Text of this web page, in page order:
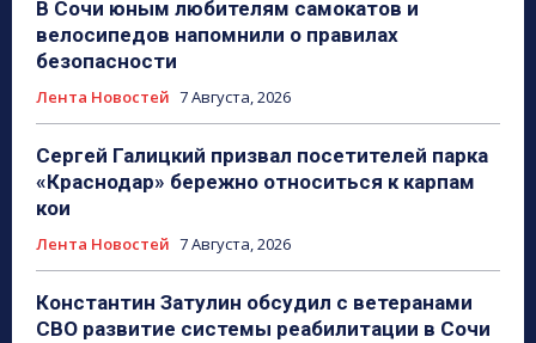
В Сочи юным любителям самокатов и
велосипедов напомнили о правилах
безопасности
Лента Новостей 7 Августа, 2026
Сергей Галицкий призвал посетителей парка
«Краснодар» бережно относиться к карпам
кои
Лента Новостей 7 Августа, 2026
Константин Затулин обсудил с ветеранами
СВО развитие системы реабилитации в Сочи